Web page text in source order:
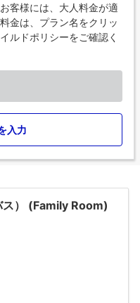
客様には、大人料金が適
金は、プラン名をクリッ
ルドポリシーをご確認く
入力
ス） (Family Room)